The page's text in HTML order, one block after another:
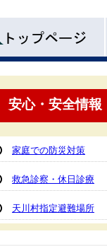
安心・安全情報
家庭での防災対策
救急診察・休日診療
天川村指定避難場所